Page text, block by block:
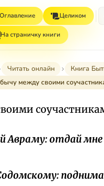
Оглавление Целиком
На страничку книги
Читать онлайн Книга
между своими
Авраму: отдай